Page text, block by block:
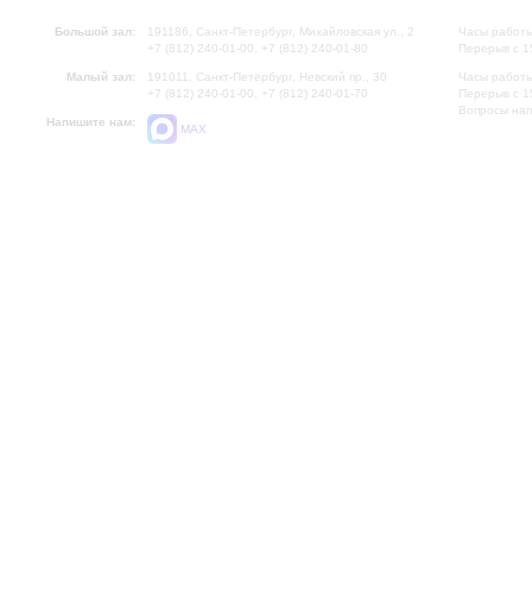
Большой зал:
191186, Санкт-Петербург, Михайловская ул., 2
+7 (812) 240-01-00, +7 (812) 240-01-80
Малый зал:
191011, Санкт-Петербург, Невский пр., 30
+7 (812) 240-01-00, +7 (812) 240-01-70
Напишите нам:
MAX
Часы
Перерыв с
Часы
Перерыв с
Вопросы